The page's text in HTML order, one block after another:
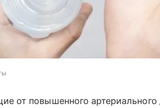
от повышенного